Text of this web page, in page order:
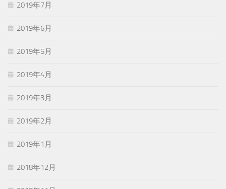
2019年7月
2019年6月
2019年5月
2019年4月
2019年3月
2019年2月
2019年1月
2018年12月